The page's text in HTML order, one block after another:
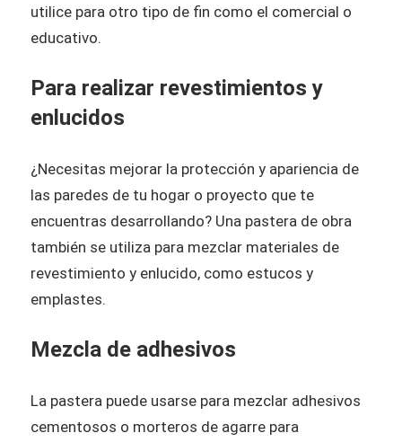
utilice para otro tipo de fin como el comercial o
educativo.
Para realizar revestimientos y
enlucidos
¿Necesitas mejorar la protección y apariencia de
las paredes de tu hogar o proyecto que te
encuentras desarrollando? Una pastera de obra
también se utiliza para mezclar materiales de
revestimiento y enlucido, como estucos y
emplastes.
Mezcla de adhesivos
La pastera puede usarse para mezclar adhesivos
cementosos o morteros de agarre para